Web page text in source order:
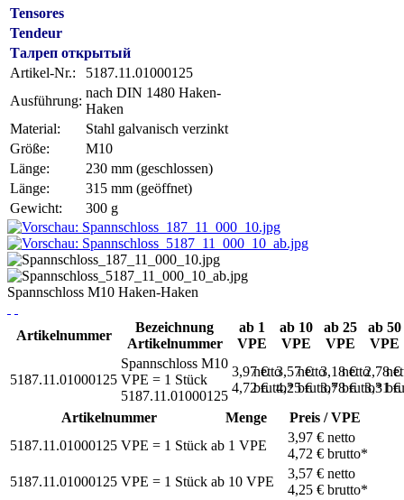
Tensores
Tendeur
Талреп открытый
Artikel-Nr.:
5187.11.01000125
Ausführung:
nach DIN 1480 Haken-
Haken
Material:
Stahl galvanisch verzinkt
Größe:
M10
Länge:
230 mm (geschlossen)
Länge:
315 mm (geöffnet)
Gewicht:
300 g
Spannschloss M10 Haken-Haken
Artikelnummer
Bezeichnung
Artikelnummer
ab 1
VPE
ab 10
VPE
ab 25
VPE
ab 50
VPE
5187.11.01000125
Spannschloss M10
VPE = 1 Stück
5187.11.01000125
3,97 €
netto
4,72 €brutto*
3,57 €
netto
4,25 €brutto*
3,18 €
netto
3,78 €brutto*
2,78 €
3,31 €
Artikelnummer
Menge
Preis / VPE
5187.11.01000125 VPE = 1 Stück ab 1 VPE
3,97 €netto
4,72 €brutto*
5187.11.01000125 VPE = 1 Stück ab 10 VPE
3,57 €netto
4,25 €brutto*